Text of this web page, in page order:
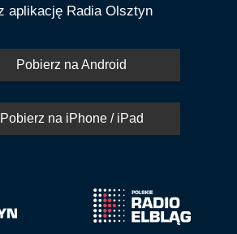
aplikację Radia Olsztyn
Pobierz na Android
Pobierz na iPhone / iPad